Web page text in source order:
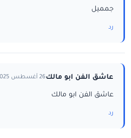
جمميل
رد
عاشق الفن ابو مالك26 أغسطس 2025
عاشق الفن ابو مالك
رد